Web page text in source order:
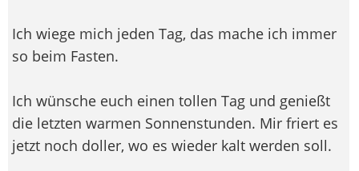
Ich wiege mich jeden Tag, das mache ich immer
so beim Fasten.
Ich wünsche euch einen tollen Tag und genießt
die letzten warmen Sonnenstunden. Mir friert es
jetzt noch doller, wo es wieder kalt werden soll.